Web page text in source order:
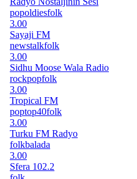
popoldiesfolk
3.00
Sayaji FM
newstalkfolk
3.00
Sidhu Moose Wala Radio
rockpopfolk
3.00
Tropical FM
poptop40folk
3.00
Turku FM Radyo
folkbalada
3.00
Sfera 102.2